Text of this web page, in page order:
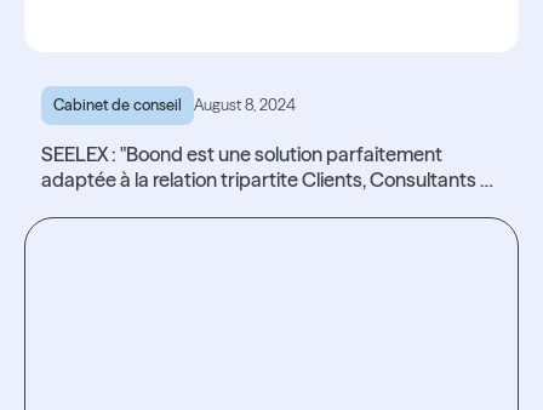
Cabinet de conseil August 8, 2024
SEELEX : "Boond est une solution parfaitement
adaptée à la relation tripartite Clients, Consultants et